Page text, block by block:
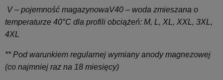
V – pojemność magazynowaV40 – woda zmieszana o
temperaturze 40°C dla profili obciążeń: M, L, XL, XXL, 3XL,
4XL
** Pod warunkiem regularnej wymiany anody magnezowej
(co najmniej raz na 18 miesięcy)